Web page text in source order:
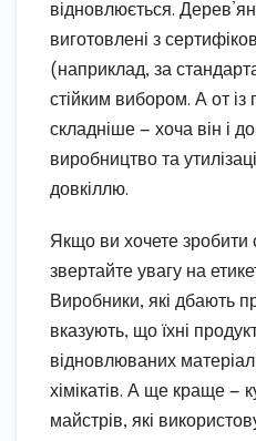
відновлюється.
виготовлені з
(наприклад, за
стійким вибором. А от із
складніше — хоча він і
виробництво та
довкіллю.
Якщо ви хочете зробити
звертайте увагу на
Виробники, які дбають
вказують, що їхні
відновлюваних
хімікатів. А ще краще —
майстрів, які